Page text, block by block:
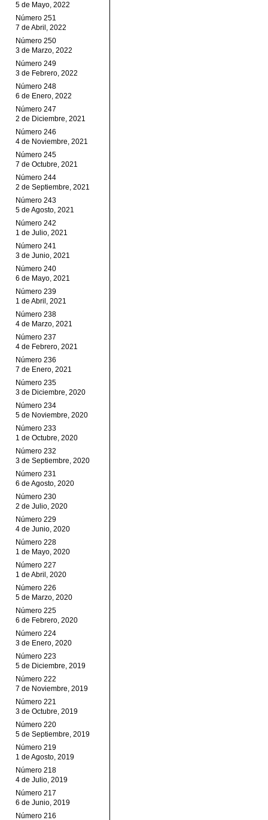
5 de Mayo, 2022
Número 251
7 de Abril, 2022
Número 250
3 de Marzo, 2022
Número 249
3 de Febrero, 2022
Número 248
6 de Enero, 2022
Número 247
2 de Diciembre, 2021
Número 246
4 de Noviembre, 2021
Número 245
7 de Octubre, 2021
Número 244
2 de Septiembre, 2021
Número 243
5 de Agosto, 2021
Número 242
1 de Julio, 2021
Número 241
3 de Junio, 2021
Número 240
6 de Mayo, 2021
Número 239
1 de Abril, 2021
Número 238
4 de Marzo, 2021
Número 237
4 de Febrero, 2021
Número 236
7 de Enero, 2021
Número 235
3 de Diciembre, 2020
Número 234
5 de Noviembre, 2020
Número 233
1 de Octubre, 2020
Número 232
3 de Septiembre, 2020
Número 231
6 de Agosto, 2020
Número 230
2 de Julio, 2020
Número 229
4 de Junio, 2020
Número 228
1 de Mayo, 2020
Número 227
1 de Abril, 2020
Número 226
5 de Marzo, 2020
Número 225
6 de Febrero, 2020
Número 224
3 de Enero, 2020
Número 223
5 de Diciembre, 2019
Número 222
7 de Noviembre, 2019
Número 221
3 de Octubre, 2019
Número 220
5 de Septiembre, 2019
Número 219
1 de Agosto, 2019
Número 218
4 de Julio, 2019
Número 217
6 de Junio, 2019
Número 216